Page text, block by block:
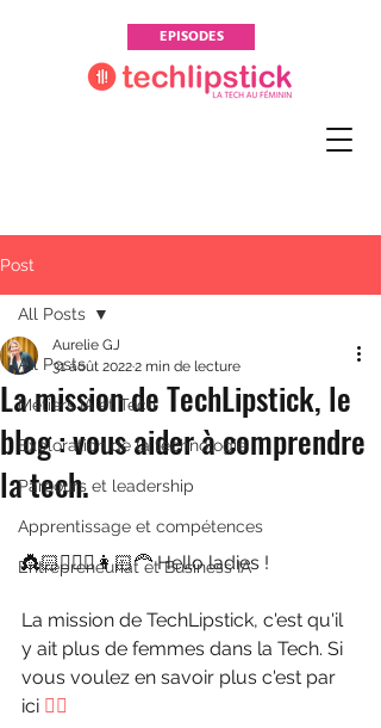
EPISODES
Post
All Posts
Métiers IA et Tech
Exploration de la technologie
Parcours et leadership
Apprentissage et compétences
Entrepreneuriat et Business IA
All Posts
La mission de TechLipstick, le
blog : vous aider à comprendre
la tech.
Aurelie GJ
31 août 20222 min de lecture
👸🏻👱🏻‍♀️👩🏻‍🦰 Hello ladies !
La mission de TechLipstick, c'est qu'il
y ait plus de femmes dans la Tech. Si
vous voulez en savoir plus c'est par
ici 👉🏻